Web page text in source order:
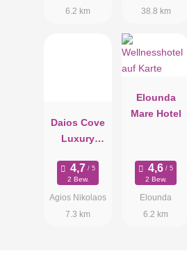
6.2 km
38.8 km
Daios Cove
Luxury
Villas
2 Bew.
Agios Nikolaos
7.3 km
Elounda
Mare Hotel
2 Bew.
Elounda
6.2 km